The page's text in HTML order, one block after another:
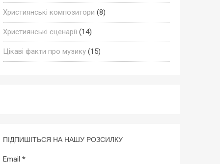
Християнські композитори (8)
Християнські сценарії(14)
Цікаві факти про музику(15)
ПІДПИШІТЬСЯ НА НАШУ РОЗСИЛКУ
Email *